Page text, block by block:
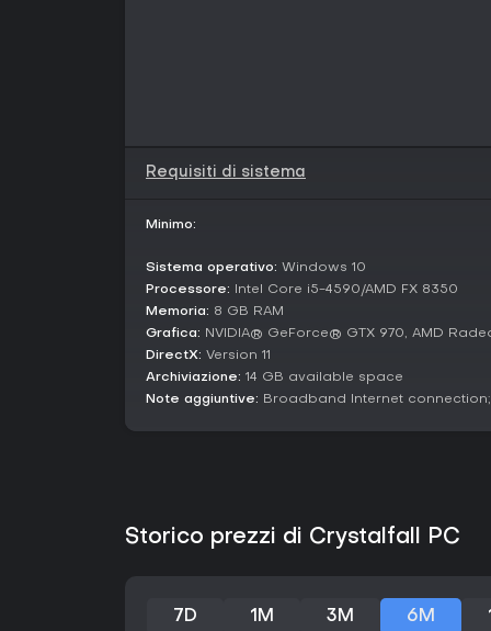
Requisiti di sistema
Minimo:
Sistema operativo: Windows 10
Processore: Intel Core i5-4590/AMD FX 8350
Memoria: 8 GB RAM
Grafica: NVIDIA® GeForce® GTX 970, AMD
DirectX: Version 11
Archiviazione: 14 GB available space
Note aggiuntive: Broadband Internet
Storico prezzi di Crystalfall PC
7D 1M 3M 6M